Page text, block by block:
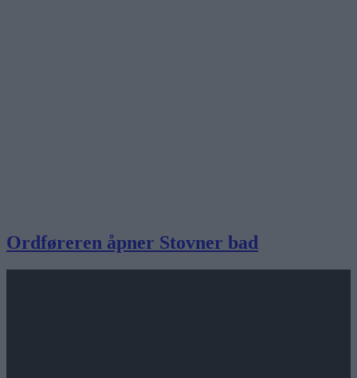
Ordføreren åpner Stovner bad